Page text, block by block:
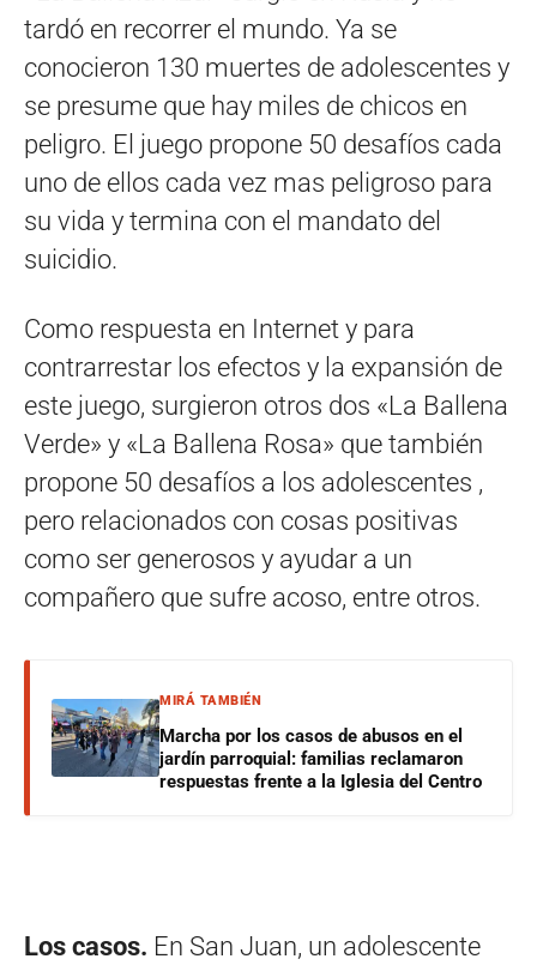
tardó en recorrer el mundo. Ya se
conocieron 130 muertes de adolescentes y
se presume que hay miles de chicos en
peligro. El juego propone 50 desafíos cada
uno de ellos cada vez mas peligroso para
su vida y termina con el mandato del
suicidio.
Como respuesta en Internet y para
contrarrestar los efectos y la expansión de
este juego, surgieron otros dos «La Ballena
Verde» y «La Ballena Rosa» que también
propone 50 desafíos a los adolescentes ,
pero relacionados con cosas positivas
como ser generosos y ayudar a un
compañero que sufre acoso, entre otros.
MIRÁ TAMBIÉN
Marcha por los casos de abusos en el
jardín parroquial: familias reclamaron
respuestas frente a la Iglesia del Centro
Los casos. En San Juan, un adolescente